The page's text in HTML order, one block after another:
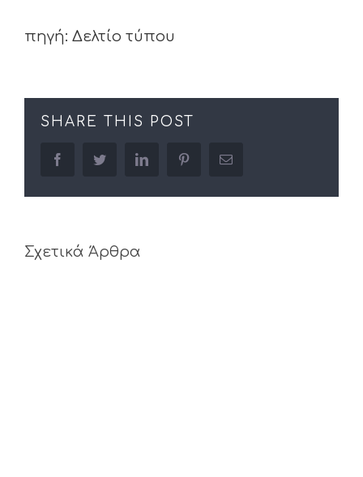
πηγή: Δελτίο τύπου
SHARE THIS POST
facebooktwitter linkedin pinterestEmail
Σχετικά Άρθρα